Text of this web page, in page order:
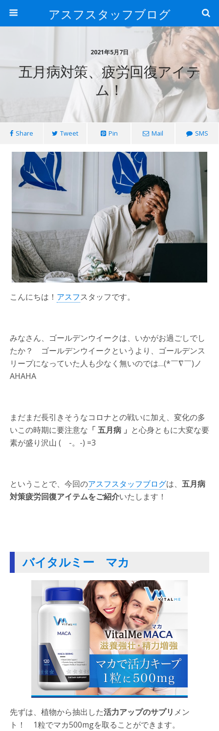
アスフスタッフブログ
2021年5月7日
五月病対策、疲労回復アイテ
ム！
Share Tweet Pin Mail SMS
こんにちは！ アスフスタッフです。
みなさん、ゴールデンウイークは、いかがお過ごしでし
たか？ ゴールデンウイークというより、ゴールデンス
リープになっていた人も少なく無いのでは…(*￣∇￣)ノ
AHAHA
まだまだ長引きそうなコロナとの戦いに加え、変化の多
いこの時期に要注意な 「 五月病 」 と心身ともに大変な要
素が盛り沢山 ( -。-) =3
ということで、今回のアスフスタッフブログは、 五月病
対策疲労回復アイテムをご紹介いたします！
バイタルミー マカ
先ずは、植物から抽出した活力アップのサプリ メン
ト！ 1粒でマカ500mgを取ることができます。